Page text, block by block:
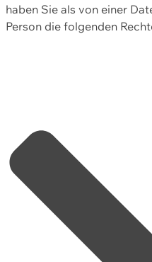
haben Sie als von einer
Person die folgenden